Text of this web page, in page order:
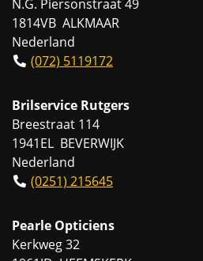
N.G. Piersonstraat 49
1814VB ALKMAAR
Nederland
(072) 5119172
Brilservice Rutgers
Breestraat 114
1941EL BEVERWIJK
Nederland
(0251) 215645
Pearle Opticiens
Kerkweg 32